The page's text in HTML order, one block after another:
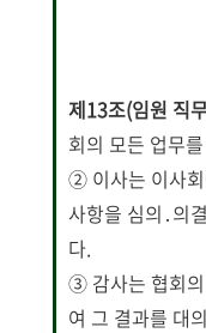
제13조(임원 직
회의 모든 업무
② 이사는 이사
사항을 심의․의
다.
③ 감사는 협회
여 그 결과를 대